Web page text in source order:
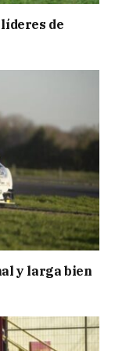
de
y larga bien